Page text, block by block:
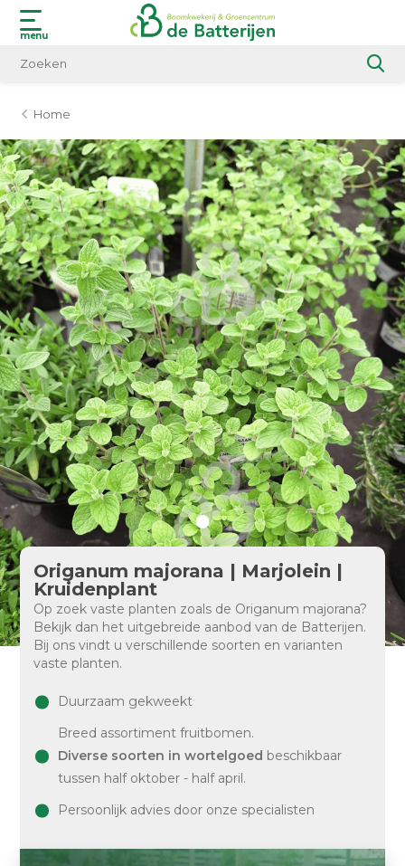
menu
Home
Origanum majorana | Marjolein |
Kruidenplant
Op zoek vaste planten zoals de Origanum majorana?
Bekijk dan het uitgebreide aanbod van de Batterijen.
Bij ons vindt u verschillende soorten en varianten
vaste planten.
Duurzaam gekweekt
Breed assortiment fruitbomen.
Diverse soorten in wortelgoed beschikbaar
tussen half oktober - half april.
Persoonlijk advies door onze specialisten